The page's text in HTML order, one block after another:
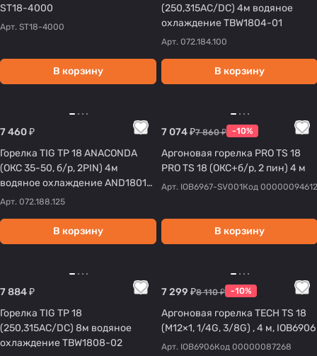
ST18-4000
Арт. ST18-4000
В корзину
(250,315AC/DC) 4м водяное
охлаждение TBW1804-01
Арт. 072.184.100
В корзину
7 460 ₽
Горелка TIG TP 18 ANACONDA
(ОКС 35-50, б/р, 2PIN) 4м
водяное охлаждение AND1801-
04
Арт. 072.188.125
В корзину
7 074 ₽7 860 ₽ -10%
Аргоновая горелка PRO TS 18
PRO TS 18 (ОКС+б/р, 2 пин) 4 м
Арт. IOB6967-SV001Код 00000094612
В корзину
7 884 ₽
Горелка TIG TP 18
(250,315AC/DC) 8м водяное
охлаждение TBW1808-02
7 299 ₽8 110 ₽ -10%
Аргоновая горелка TECH TS 18
(M12×1, 1/4G, 3/8G) , 4 м, IOB6906
Арт. IOB6906Код 00000087268